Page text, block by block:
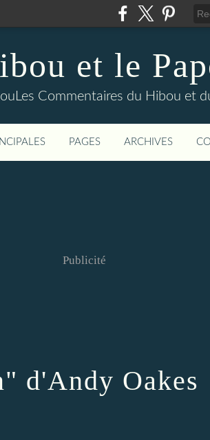
et le
Commentaires du Hibou et
PAGES ARCHIVES
Publicité
d'Andy Oakes